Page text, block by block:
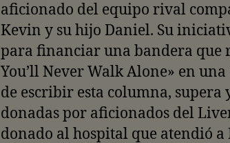
aficionado del equipo rival
Kevin y su hijo Daniel. Su
para financiar una bandera que
You’ll Never Walk Alone» en
de escribir esta columna, supera
donadas por aficionados del
donado al hospital que atendió a